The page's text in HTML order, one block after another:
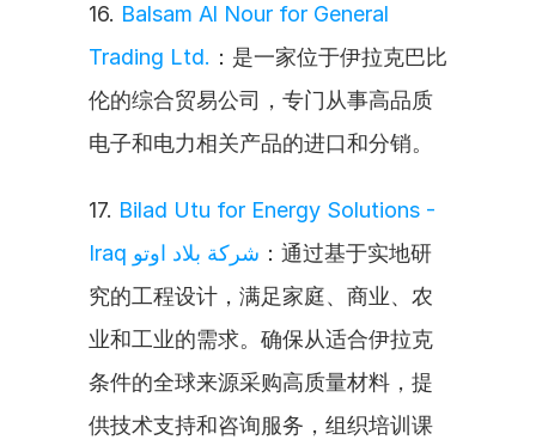
16. Balsam Al Nour for General
Trading Ltd. ：是一家位于伊拉克巴比
伦的综合贸易公司，专门从事高品质
电子和电力相关产品的进口和分销。
17. Bilad Utu for Energy Solutions -
Iraq شركة بلاد اوتو ：通过基于实地研
究的工程设计，满足家庭、商业、农
业和工业的需求。确保从适合伊拉克
条件的全球来源采购高质量材料，提
供技术支持和咨询服务，组织培训课